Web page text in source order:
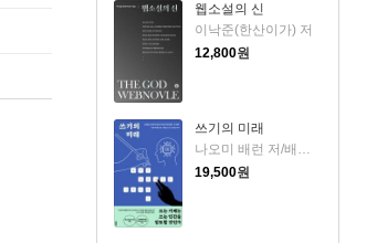
웹소설의 신
이낙준(한산이가) 저
12,800원
쓰기의 미래
나오미 배런 저/배동근 역
19,500원